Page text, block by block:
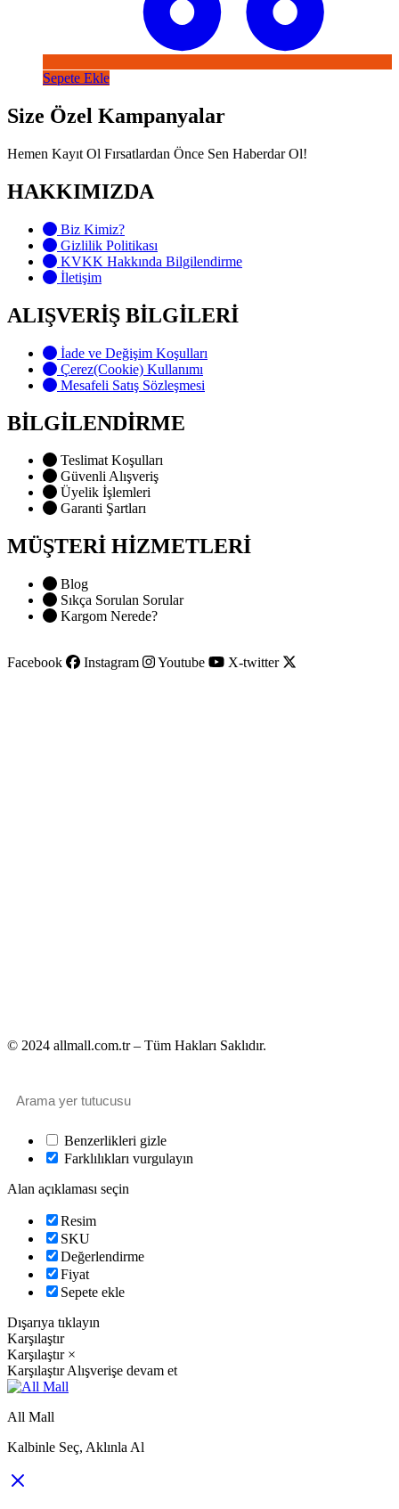
Sepete Ekle
Size Özel Kampanyalar
Hemen Kayıt Ol Fırsatlardan Önce Sen Haberdar Ol!
HAKKIMIZDA
Biz Kimiz?
Gizlilik Politikası
KVKK Hakkında Bilgilendirme
İletişim
ALIŞVERİŞ BİLGİLERİ
İade ve Değişim Koşulları
Çerez(Cookie) Kullanımı
Mesafeli Satış Sözleşmesi
BİLGİLENDİRME
Teslimat Koşulları
Güvenli Alışveriş
Üyelik İşlemleri
Garanti Şartları
MÜŞTERİ HİZMETLERİ
Blog
Sıkça Sorulan Sorular
Kargom Nerede?
Facebook Instagram Youtube X-twitter
© 2024 allmall.com.tr – Tüm Hakları Saklıdır.
Benzerlikleri gizle
Farklılıkları vurgulayın
Alan açıklaması seçin
Resim
SKU
Değerlendirme
Fiyat
Sepete ekle
Dışarıya tıklayın
Karşılaştır
Karşılaştır ×
Karşılaştır Alışverişe devam et
All Mall
Kalbinle Seç, Aklınla Al